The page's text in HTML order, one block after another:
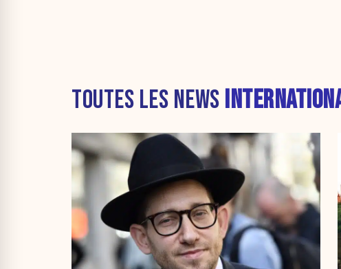
TOUTES LES NEWS